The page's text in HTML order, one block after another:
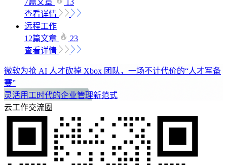
查看详情
远程工作
12篇文章
23
查看详情
微软为抢 AI 人才砍掉 Xbox 团队，一场不计代价的“人才军备
赛”
灵活用工时代的企业管理新范式
云工作交流圈